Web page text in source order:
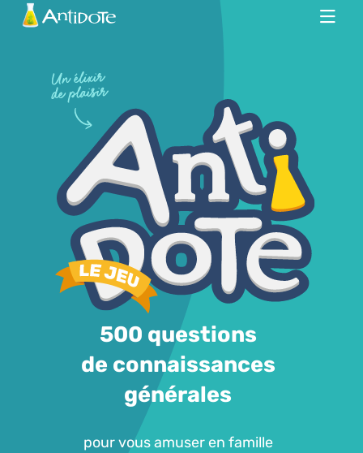
Antidote
500 questions
de connaissances
générales
pour vous amuser en famille